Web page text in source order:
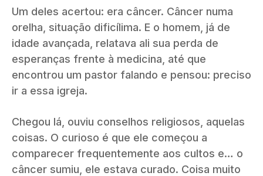
Um deles acertou: era câncer. Câncer numa
orelha, situação dificílima. E o homem, já de
idade avançada, relatava ali sua perda de
esperanças frente à medicina, até que
encontrou um pastor falando e pensou: preciso
ir a essa igreja.
Chegou lá, ouviu conselhos religiosos, aquelas
coisas. O curioso é que ele começou a
comparecer frequentemente aos cultos e… o
câncer sumiu, ele estava curado. Coisa muito